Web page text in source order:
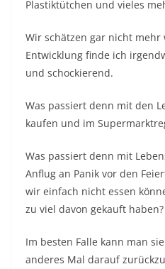
Plastiktütchen und vieles
Wir schätzen gar nicht mehr
Entwicklung finde ich
und schockierend.
Was passiert denn mit den
kaufen und im
Was passiert denn mit
Anflug an Panik vor den
wir einfach nicht essen
zu viel davon gekauft haben?
Im besten Falle kann man
anderes Mal darauf